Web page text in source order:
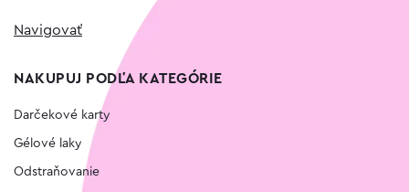
Navigovať
NAKUPUJ PODĽA KATEGÓRIE
Darčekové karty
Gélové laky
Odstraňovanie